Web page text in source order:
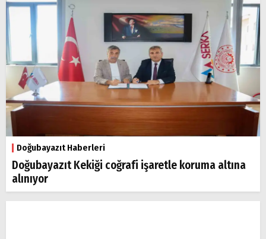
Doğubayazıt Haberleri
Doğubayazıt Kekiği coğrafi işaretle koruma altına
alınıyor